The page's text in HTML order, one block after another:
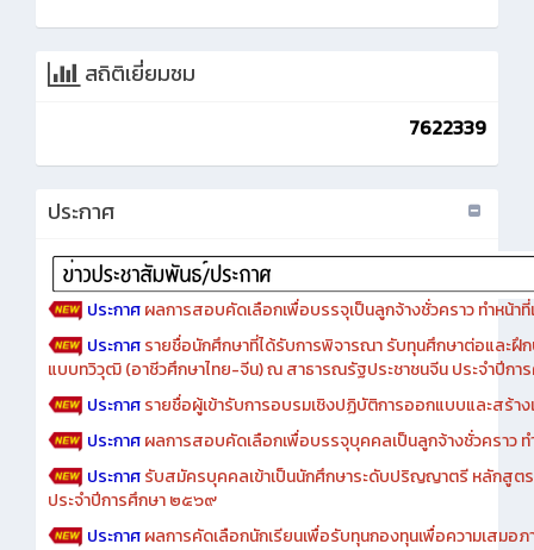
สถิติเยี่ยมชม
7622339
ประกาศ
ประกาศผลการสอบคัดเลือกเพื่อบรรจุเป็นลูกจ้างชั่วคราว ทำหน้าที่
ประกาศรายชื่อนักศึกษาที่ได้รับการพิจารณา รับทุนศึกษาต่อและฝึ
แบบทวิวุฒิ (อาชีวศึกษาไทย-จีน) ณ สาธารณรัฐประชาชนจีน ประจำปีก
ประกาศรายชื่อผู้เข้ารับการอบรมเชิงปฏิบัติการออกแบบและสร้า
ประกาศผลการสอบคัดเลือกเพื่อบรรจุบุคคลเป็นลูกจ้างชั่วคราว ท
ประกาศรับสมัครบุคคลเข้าเป็นนักศึกษาระดับปริญญาตรี หลักสูต
ประจำปีการศึกษา ๒๕๖๙
ประกาศผลการคัดเลือกนักเรียนเพื่อรับทุนกองทุนเพื่อความเสมอ